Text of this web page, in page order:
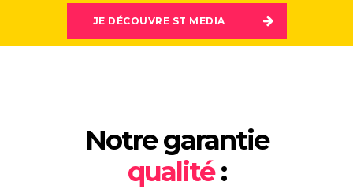
JE DÉCOUVRE ST MEDIA
Notre garantie
qualité: